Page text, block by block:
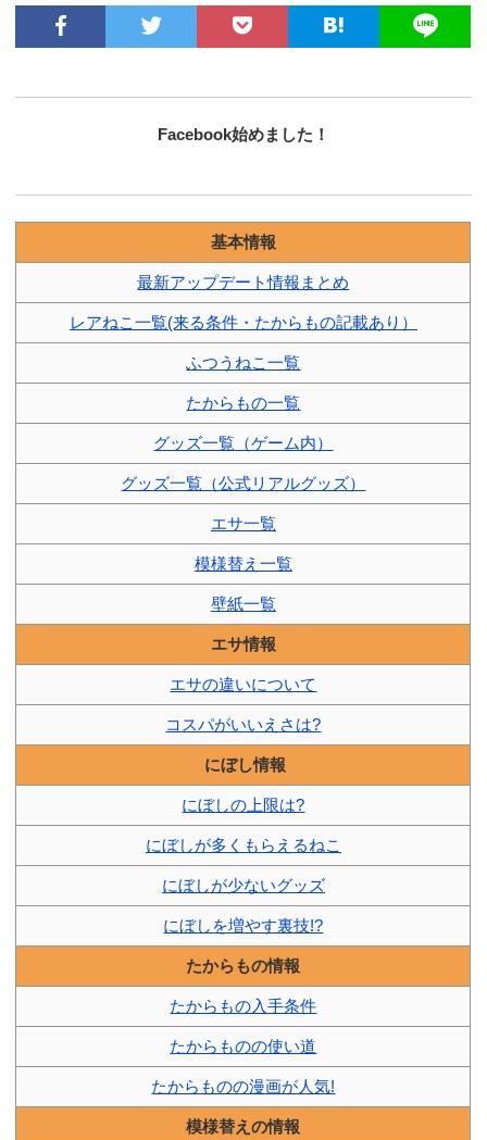
Facebook始めました！
基本情報
最新アップデート情報まとめ
レアねこ一覧(来る条件・たからもの記載あり）
ふつうねこ一覧
たからもの一覧
グッズ一覧（ゲーム内）
グッズ一覧（公式リアルグッズ）
エサ一覧
模様替え一覧
壁紙一覧
エサ情報
エサの違いについて
コスパがいいえさは?
にぼし情報
にぼしの上限は?
にぼしが多くもらえるねこ
にぼしが少ないグッズ
にぼしを増やす裏技!?
たからもの情報
たからもの入手条件
たからものの使い道
たからものの漫画が人気!
模様替えの情報